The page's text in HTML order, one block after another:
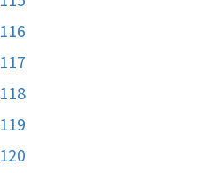
116
117
118
119
120